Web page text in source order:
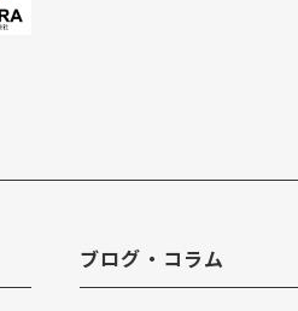
ブログ・コラム